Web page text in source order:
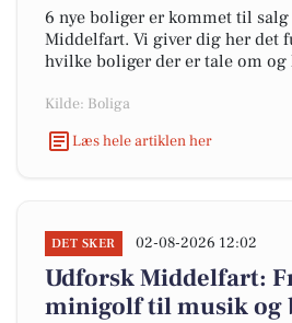
6 nye boliger er kommet til salg
Middelfart. Vi giver dig her det
hvilke boliger der er tale om og
Kilde: Boliga
Læs hele artiklen her
DET SKER 02-08-2026 12:02
Udforsk Middelfart:
minigolf til musik og